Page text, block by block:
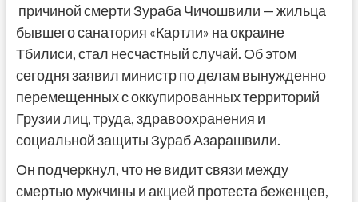
причиной смерти Зураба Чичошвили — жильца
бывшего санатория «Картли» на окраине
Тбилиси, стал несчастный случай. Об этом
сегодня заявил министр по делам вынужденно
перемещенных с оккупированных территорий
Грузии лиц, труда, здравоохранения и
социальной защиты Зураб Азарашвили.
Он подчеркнул, что не видит связи между
смертью мужчины и акцией протеста беженцев,